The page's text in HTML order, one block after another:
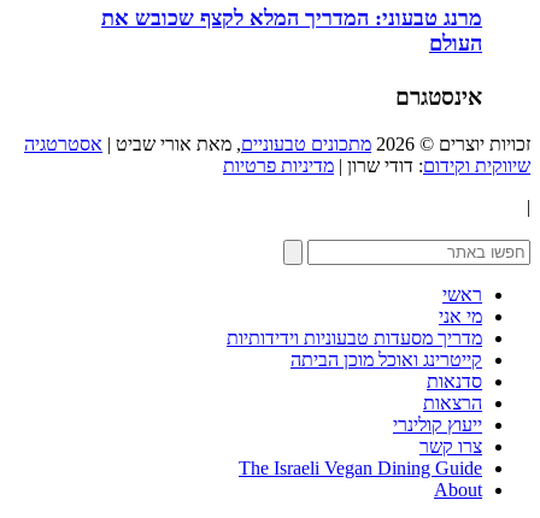
מרנג טבעוני: המדריך המלא לקצף שכובש את
העולם
אינסטגרם
זכויות יוצרים © 2026 מתכונים טבעוניים, מאת אורי שביט | אסטרטגיה
שיווקית וקידום: דודי שרון | מדיניות פרטיות
|
ראשי
מי אני
מדריך מסעדות טבעוניות וידידותיות
קייטרינג ואוכל מוכן הביתה
סדנאות
הרצאות
ייעוץ קולינרי
צרו קשר
The Israeli Vegan Dining Guide
About